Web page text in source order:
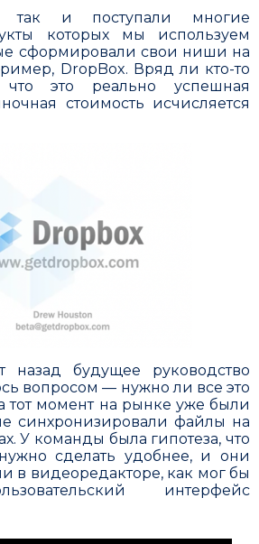
так и поступали многие
которых мы используем
сформировали свои ниши на
DropBox. Вряд ли кто-то
что это реально успеш­ная
стоимость исчисляется
назад будущее руководство
вопросом — нужно ли все это
тот момент на рынке уже были
синхронизировали файлы на
У команды была гипотеза, что
сделать удобнее, и они
в видеоредакторе, как мог бы
интерфейс